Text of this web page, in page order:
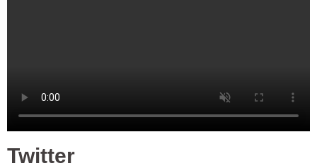
Twitter